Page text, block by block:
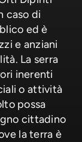
caso di
ed è
e anziani
La serra
inerenti
o attività
possa
cittadino
la terra è